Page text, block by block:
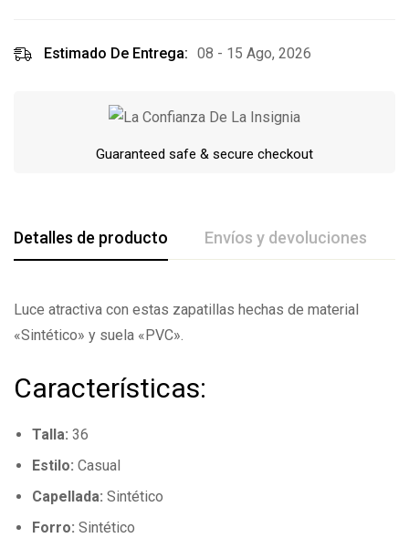
Estimado De Entrega: 08 - 15 Ago, 2026
Guaranteed safe & secure checkout
Detalles de producto Envíos y devoluciones
Luce atractiva con estas zapatillas hechas de material
«Sintético» y suela «PVC».
Características:
Talla: 36
Estilo: Casual
Capellada: Sintético
Forro: Sintético
De La Calificación Y Revisión De
Base en 0 Comentarios
Escribe una reseña
Todavía no hay comentarios.